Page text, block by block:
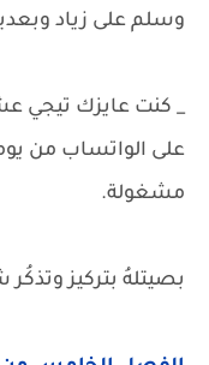
وسلم على زياد
_ كنت عايزك تيجي
على الواتساب من
مشغولة.
بصيتلهُ بتركيز